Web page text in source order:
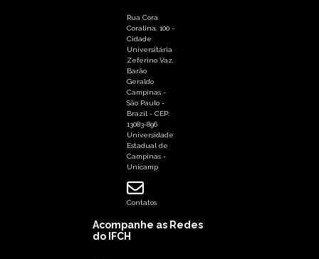
Rua Cora
Coralina, 100 -
Cidade
Universitária
Zeferino Vaz,
Barão
Geraldo
Campinas -
São Paulo -
Brazil - CEP:
13083-896
Universidade
Estadual de
Campinas -
Unicamp
Contatos
Acompanhe as Redes
do IFCH